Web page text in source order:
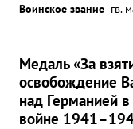
Воинское звание гв.
Медаль «За
освобождение
над Германией
войне